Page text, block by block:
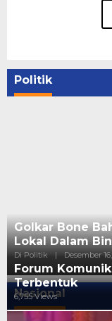
Politik
Golkar Bone
Lokal Dalam
Di Politik | Desember
Nasional
Forum
Terbentuk
6,755 Views